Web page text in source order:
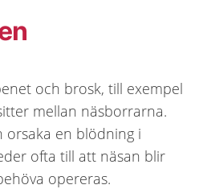
och brosk, till exempel
mellan näsborrarna.
orsaka en blödning i
ofta till att näsan blir
opereras.